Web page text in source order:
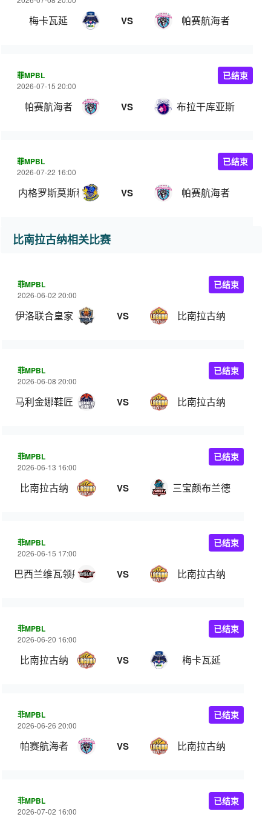
梅卡瓦延 VS 帕赛航海者
菲MPBL
2026-07-15 20:00
帕赛航海者 VS 布拉干库亚斯
已结束
菲MPBL
2026-07-22 16:00
内格罗斯莫斯科瓦多斯 VS 帕赛航海者
已结束
比南拉古纳相关比赛
菲MPBL
2026-06-02 20:00
伊洛联合皇家 VS 比南拉古纳
已结束
菲MPBL
2026-06-08 20:00
马利金娜鞋匠 VS 比南拉古纳
已结束
菲MPBL
2026-06-13 16:00
比南拉古纳 VS 三宝颜布兰德
已结束
菲MPBL
2026-06-15 17:00
巴西兰维瓦领航 VS 比南拉古纳
已结束
菲MPBL
2026-06-20 16:00
比南拉古纳 VS 梅卡瓦延
已结束
菲MPBL
2026-06-26 20:00
帕赛航海者 VS 比南拉古纳
已结束
菲MPBL
2026-07-02 16:00
已结束